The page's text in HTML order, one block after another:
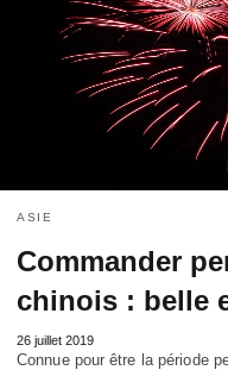
ASIE
Commander
chinois : belle
26 juillet 2019
Connue pour être la période